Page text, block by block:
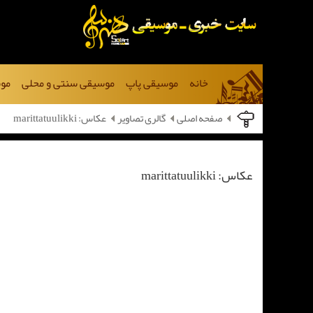
خانه موسیقی پاپ موسیقی سنتی و محلی
صفحه اصلی گالری تصاویر عکاس: marittatuulikki
عکاس: marittatuulikki